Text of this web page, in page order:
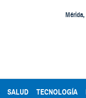
Mérida,
SALUD TECNOLOGÍA